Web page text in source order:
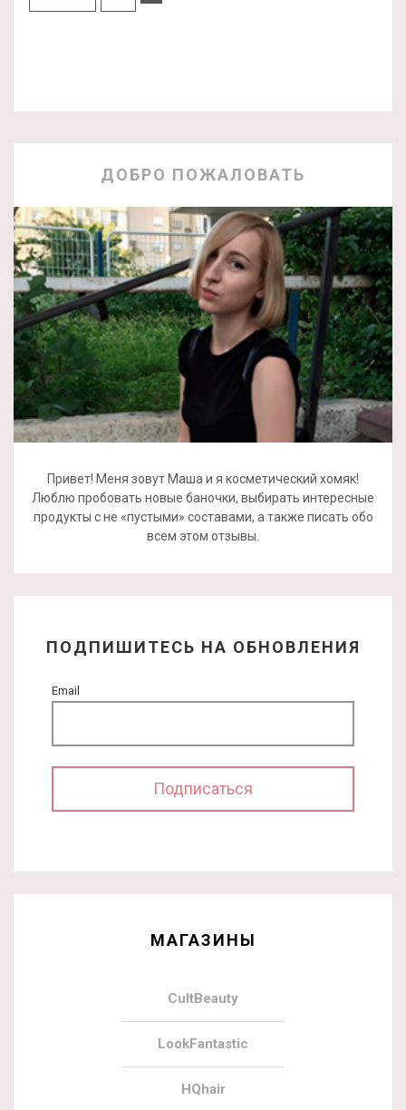
ДОБРО ПОЖАЛОВАТЬ
Привет! Меня зовут Маша и я косметический хомяк!
Люблю пробовать новые баночки, выбирать интересные
продукты с не «пустыми» составами, а также писать обо
всем этом отзывы.
ПОДПИШИТЕСЬ НА ОБНОВЛЕНИЯ
Email
МАГАЗИНЫ
CultBeauty
LookFantastic
HQhair